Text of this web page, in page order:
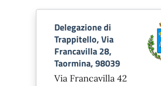
Delegazione di
Trappitello, Via
Francavilla 28,
Taormina, 98039
Via Francavilla 42